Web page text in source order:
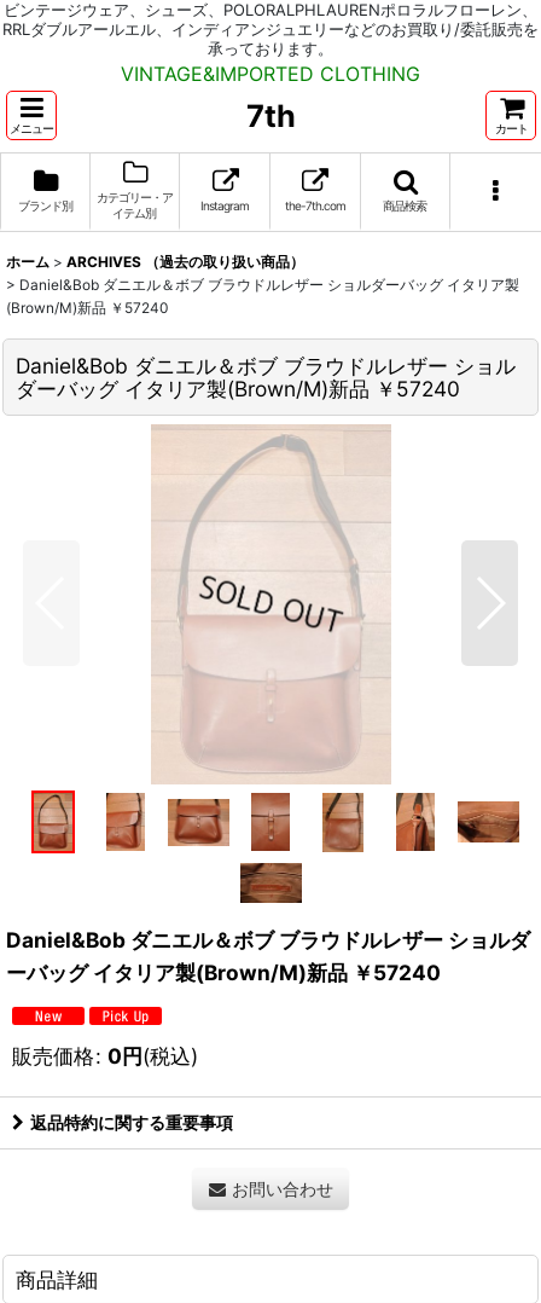
ビンテージウェア、シューズ、POLORALPHLAURENポロラルフローレン、
RRLダブルアールエル、インディアンジュエリーなどのお買取り/委託販売を
承っております。
VINTAGE&IMPORTED CLOTHING
メニュー 7th カート
ブランド別
カテゴリー・ア
イテム別
Instagram the-7th.com 商品検索
ホーム > ARCHIVES （過去の取り扱い商品）
> Daniel&Bob ダニエル＆ボブ ブラウドルレザー ショルダーバッグ イタリア製
(Brown/M)新品 ￥57240
Daniel&Bob ダニエル＆ボブ ブラウドルレザー ショル
ダーバッグ イタリア製(Brown/M)新品 ￥57240
Daniel&Bob ダニエル＆ボブ ブラウドルレザー ショルダ
ーバッグ イタリア製(Brown/M)新品 ￥57240
販売価格: 0円(税込)
返品特約に関する重要事項
お問い合わせ
商品詳細